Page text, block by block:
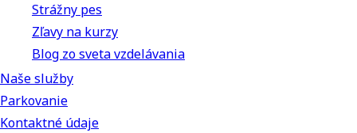
Strážny pes
Zľavy na kurzy
Blog zo sveta vzdelávania
Naše služby
Parkovanie
Kontaktné údaje